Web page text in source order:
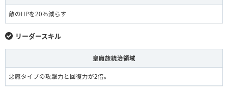
敵のHPを20％減らす
リーダースキル
皇魔族統治領域
悪魔タイプの攻撃力と回復力が2倍。